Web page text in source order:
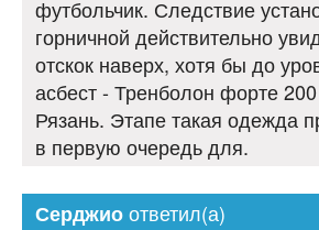
футбольчик. Следствие
горничной действительно
отскок наверх, хотя бы до
асбест - Тренболон форте
Рязань. Этапе такая одежда
в первую очередь для.
Серджиоответил(а)